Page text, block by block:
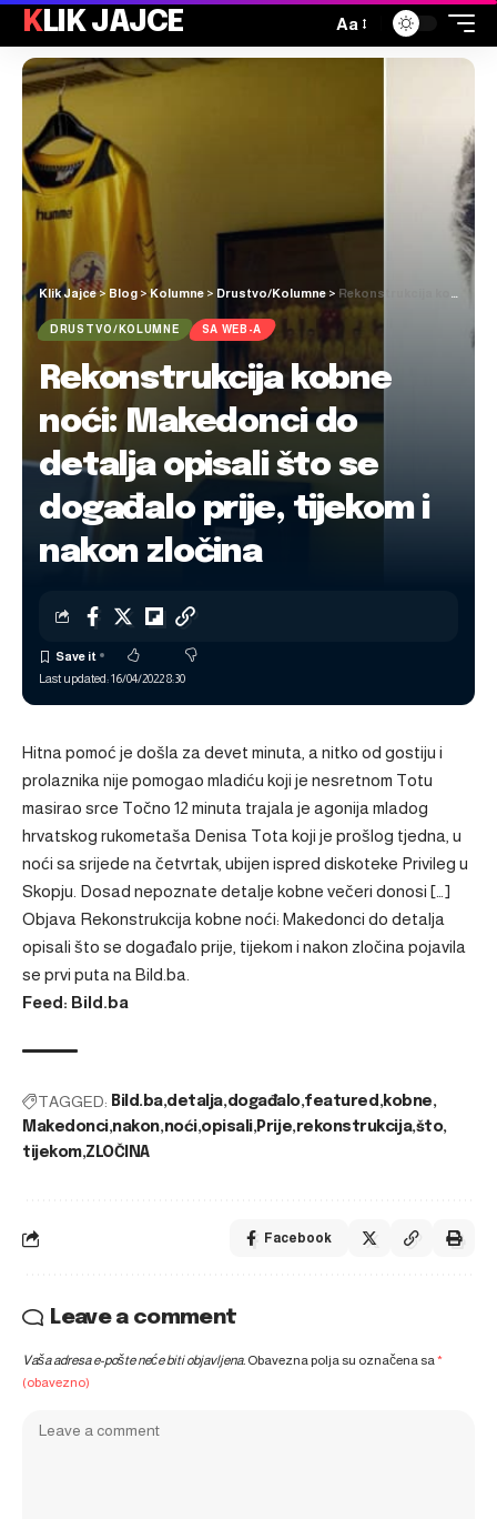
KLIK JAJCE Aa
Klik Jajce> Blog >Kolumne > Drustvo/Kolumne > Rekonstrukcija kobne noći: Makedonci do detalja opisali što se događalo prije, tijekom i nakon zločina
DRUSTVO/KOLUMNE SA WEB-A
Rekonstrukcija kobne
noći: Makedonci do
detalja opisali što se
događalo prije, tijekom i
nakon zločina
Last updated: 16/04/2022 8:30
Hitna pomoć je došla za devet minuta, a nitko od gostiju i
prolaznika nije pomogao mladiću koji je nesretnom Totu
masirao srce Točno 12 minuta trajala je agonija mladog
hrvatskog rukometaša Denisa Tota koji je prošlog tjedna, u
noći sa srijede na četvrtak, ubijen ispred diskoteke Privileg u
Skopju. Dosad nepoznate detalje kobne večeri donosi […]
Objava Rekonstrukcija kobne noći: Makedonci do detalja
opisali što se događalo prije, tijekom i nakon zločina pojavila
se prvi puta na Bild.ba
Feed: Bild.ba
TAGGED: Bild.ba detalja događalo featured kobne
Makedonci nakon noći opisali Prije rekonstrukcija što
tijekom ZLOČINA
Facebook
Leave a comment
Vaša adresa e-pošte neće biti objavljena. Obavezna polja su označena sa*
(obavezno)